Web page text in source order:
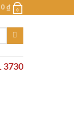
0 ₫ 0
3730